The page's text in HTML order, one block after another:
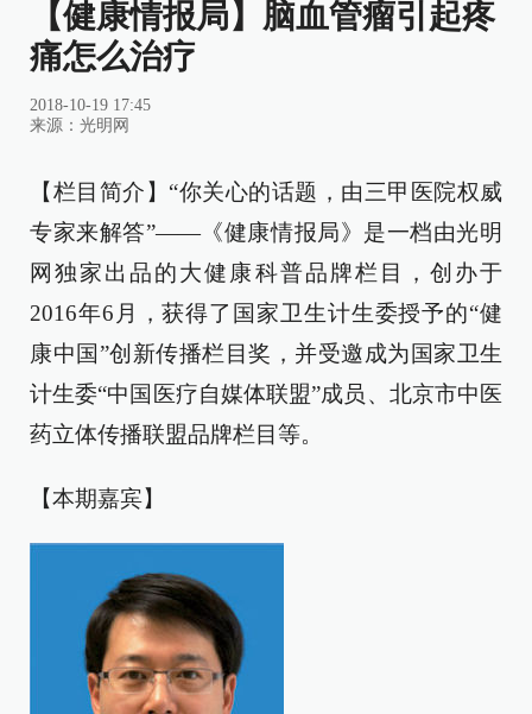
【健康情报局】脑血管瘤引起疼
痛怎么治疗
2018-10-19 17:45
来源：光明网
【栏目简介】“你关心的话题，由三甲医院权威
专家来解答”——《健康情报局》是一档由光明
网独家出品的大健康科普品牌栏目，创办于
2016年6月，获得了国家卫生计生委授予的“健
康中国”创新传播栏目奖，并受邀成为国家卫生
计生委“中国医疗自媒体联盟”成员、北京市中医
药立体传播联盟品牌栏目等。
【本期嘉宾】